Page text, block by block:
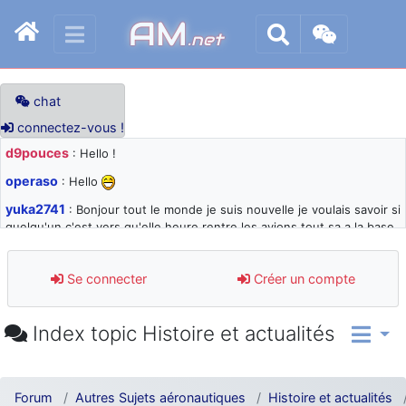
AM.net
chat
connectez-vous !
d9pouces : Hello !
operaso : Hello
yuka2741 : Bonjour tout le monde je suis nouvelle je voulais savoir si
quelqu'un c'est vers qu'elle heure rentre les avions tout sa a la base
d9pouces: désolé pour les quelques blocages du site ces derniers
jours : je teste des méthodes contre le spam et les bots trop nocifs
paxwax: Super, la nouvelle bannière
comprendre
Se connecter Créer un compte
Index topic Histoire et actualités
Forum Autres Sujets aéronautiques Histoire et actualités